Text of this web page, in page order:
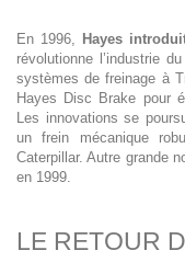
En 1996, Hayes
révolutionne l’industrie
systèmes de freinage à
Hayes Disc Brake pour
Les innovations se
un frein mécanique
Caterpillar. Autre grande
en 1999.
LE RETOUR